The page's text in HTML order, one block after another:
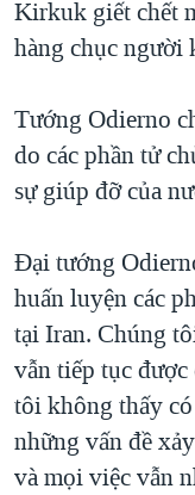
Kirkuk giết chết
hàng chục người
Tướng Odierno
do các phần tử
sự giúp đỡ của
Đại tướng
huấn luyện các
tại Iran. Chúng
vẫn tiếp tục
tôi không thấy
những vấn đề
và mọi việc vẫn